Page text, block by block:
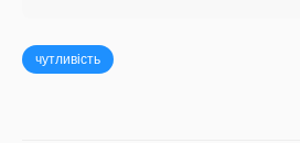
чутливість